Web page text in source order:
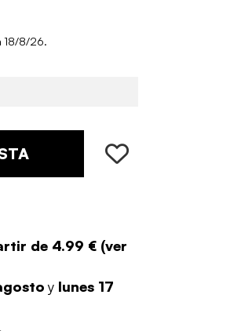
18/8/26.
de 4.99 € (ver
y lunes 17